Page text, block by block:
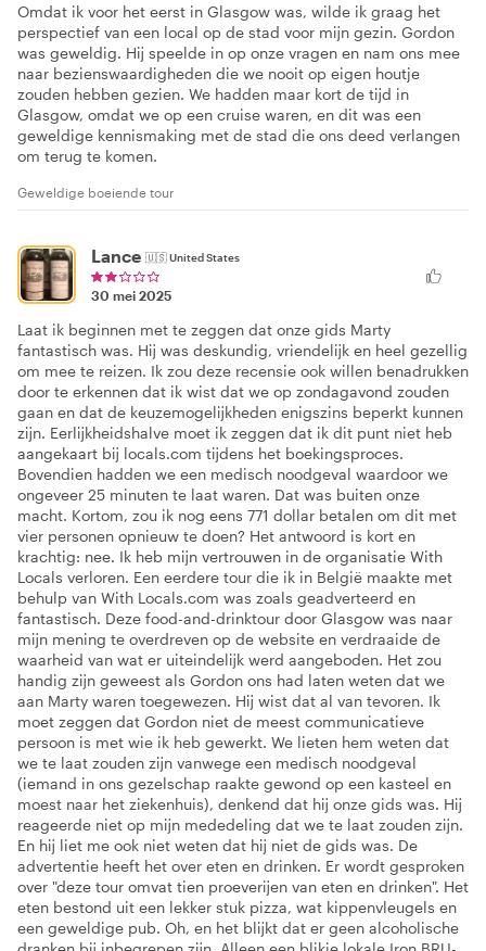
Omdat ik voor het eerst in Glasgow was, wilde ik graag het
perspectief van een local op de stad voor mijn gezin. Gordon
was geweldig. Hij speelde in op onze vragen en nam ons mee
naar bezienswaardigheden die we nooit op eigen houtje
zouden hebben gezien. We hadden maar kort de tijd in
Glasgow, omdat we op een cruise waren, en dit was een
geweldige kennismaking met de stad die ons deed verlangen
om terug te komen.
Geweldige boeiende tour
Lance 🇺🇸United States
30 mei 2025
Laat ik beginnen met te zeggen dat onze gids Marty
fantastisch was. Hij was deskundig, vriendelijk en heel gezellig
om mee te reizen. Ik zou deze recensie ook willen benadrukken
door te erkennen dat ik wist dat we op zondagavond zouden
gaan en dat de keuzemogelijkheden enigszins beperkt kunnen
zijn. Eerlijkheidshalve moet ik zeggen dat ik dit punt niet heb
aangekaart bij locals.com tijdens het boekingsproces.
Bovendien hadden we een medisch noodgeval waardoor we
ongeveer 25 minuten te laat waren. Dat was buiten onze
macht. Kortom, zou ik nog eens 771 dollar betalen om dit met
vier personen opnieuw te doen? Het antwoord is kort en
krachtig: nee. Ik heb mijn vertrouwen in de organisatie With
Locals verloren. Een eerdere tour die ik in België maakte met
behulp van With Locals.com was zoals geadverteerd en
fantastisch. Deze food-and-drinktour door Glasgow was naar
mijn mening te overdreven op de website en verdraaide de
waarheid van wat er uiteindelijk werd aangeboden. Het zou
handig zijn geweest als Gordon ons had laten weten dat we
aan Marty waren toegewezen. Hij wist dat al van tevoren. Ik
moet zeggen dat Gordon niet de meest communicatieve
persoon is met wie ik heb gewerkt. We lieten hem weten dat
we te laat zouden zijn vanwege een medisch noodgeval
(iemand in ons gezelschap raakte gewond op een kasteel en
moest naar het ziekenhuis), denkend dat hij onze gids was. Hij
reageerde niet op mijn mededeling dat we te laat zouden zijn.
En hij liet me ook niet weten dat hij niet de gids was. De
advertentie heeft het over eten en drinken. Er wordt gesproken
over "deze tour omvat tien proeverijen van eten en drinken". Het
eten bestond uit een lekker stuk pizza, wat kippenvleugels en
een geweldige pub. Oh, en het blijkt dat er geen alcoholische